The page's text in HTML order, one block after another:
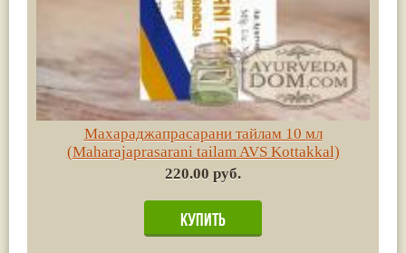
Махараджапрасарани тайлам 10 мл
(Maharajaprasarani tailam AVS Kottakkal)
220.00 руб.